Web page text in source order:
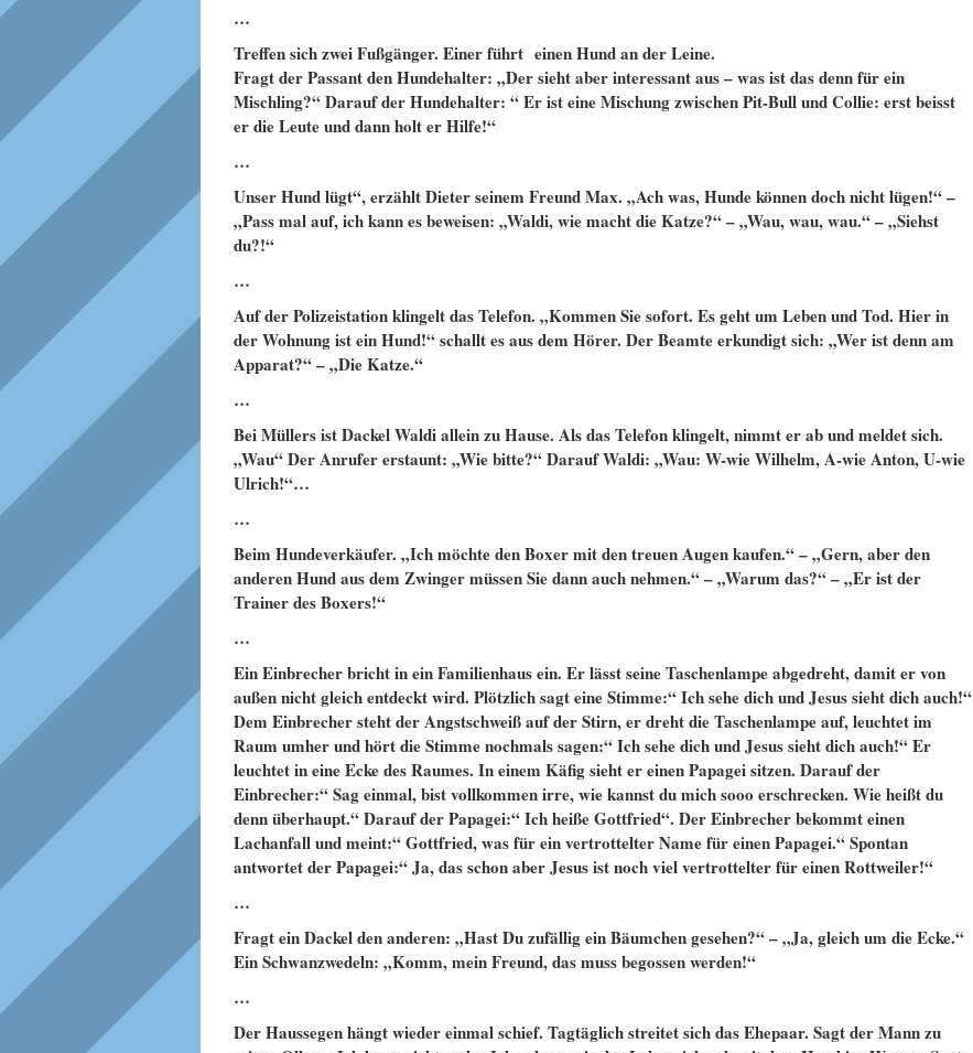
…
Treffen sich zwei Fußgänger. Einer führt einen Hund an der Leine.
Fragt der Passant den Hundehalter: „Der sieht aber interessant aus – was ist das denn für ein
Mischling?“ Darauf der Hundehalter: “ Er ist eine Mischung zwischen Pit-Bull und Collie: erst beisst
er die Leute und dann holt er Hilfe!“
…
Unser Hund lügt“, erzählt Dieter seinem Freund Max. „Ach was, Hunde können doch nicht lügen!“ –
„Pass mal auf, ich kann es beweisen: „Waldi, wie macht die Katze?“ – „Wau, wau, wau.“ – „Siehst
du?!“
…
Auf der Polizeistation klingelt das Telefon. „Kommen Sie sofort. Es geht um Leben und Tod. Hier in
der Wohnung ist ein Hund!“ schallt es aus dem Hörer. Der Beamte erkundigt sich: „Wer ist denn am
Apparat?“ – „Die Katze.“
…
Bei Müllers ist Dackel Waldi allein zu Hause. Als das Telefon klingelt, nimmt er ab und meldet sich.
„Wau“ Der Anrufer erstaunt: „Wie bitte?“ Darauf Waldi: „Wau: W-wie Wilhelm, A-wie Anton, U-wie
Ulrich!“…
…
Beim Hundeverkäufer. „Ich möchte den Boxer mit den treuen Augen kaufen.“ – „Gern, aber den
anderen Hund aus dem Zwinger müssen Sie dann auch nehmen.“ – „Warum das?“ – „Er ist der
Trainer des Boxers!“
…
Ein Einbrecher bricht in ein Familienhaus ein. Er lässt seine Taschenlampe abgedreht, damit er von
außen nicht gleich entdeckt wird. Plötzlich sagt eine Stimme:“ Ich sehe dich und Jesus sieht dich auch!“
Dem Einbrecher steht der Angstschweiß auf der Stirn, er dreht die Taschenlampe auf, leuchtet im
Raum umher und hört die Stimme nochmals sagen:“ Ich sehe dich und Jesus sieht dich auch!“ Er
leuchtet in eine Ecke des Raumes. In einem Käfig sieht er einen Papagei sitzen. Darauf der
Einbrecher:“ Sag einmal, bist vollkommen irre, wie kannst du mich sooo erschrecken. Wie heißt du
denn überhaupt.“ Darauf der Papagei:“ Ich heiße Gottfried“. Der Einbrecher bekommt einen
Lachanfall und meint:“ Gottfried, was für ein vertrottelter Name für einen Papagei.“ Spontan
antwortet der Papagei:“ Ja, das schon aber Jesus ist noch viel vertrottelter für einen Rottweiler!“
…
Fragt ein Dackel den anderen: „Hast Du zufällig ein Bäumchen gesehen?“ – „Ja, gleich um die Ecke.“
Ein Schwanzwedeln: „Komm, mein Freund, das muss begossen werden!“
…
Der Haussegen hängt wieder einmal schief. Tagtäglich streitet sich das Ehepaar. Sagt der Mann zu